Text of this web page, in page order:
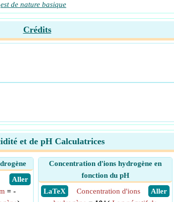
est de nature basique
Crédits
et de pH Calculatrices
​ Aller
= -
Concentration d'ions hydrogène en
fonction du pH
​ LaTeX
​ Aller
Concentration d'ions